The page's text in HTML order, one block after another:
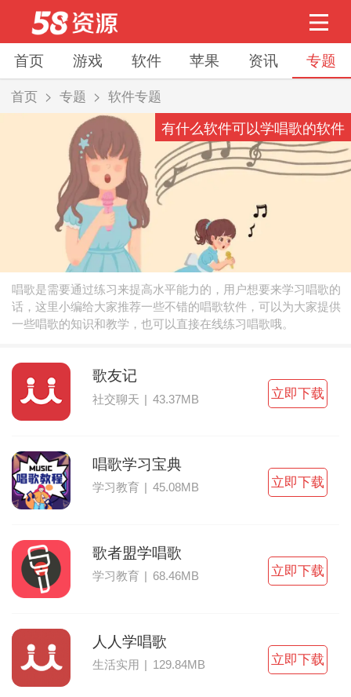
首页 游戏 软件 苹果 资讯 专题
首页 > 专题 > 软件专题
有什么软件可以学唱歌的软件
唱歌是需要通过练习来提高水平能力的，用户想要来学习唱歌的
话，这里小编给大家推荐一些不错的唱歌软件，可以为大家提供
一些唱歌的知识和教学，也可以直接在线练习唱歌哦。
歌友记
社交聊天 | 43.37MB 立即下载
唱歌学习宝典
学习教育 45.08MB 立即下载
歌者盟学唱歌
学习教育 68.46MB 立即下载
人人学唱歌
生活实用 | 129.84MB 立即下载